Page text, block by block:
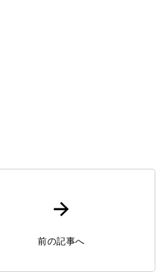
前の記事へ